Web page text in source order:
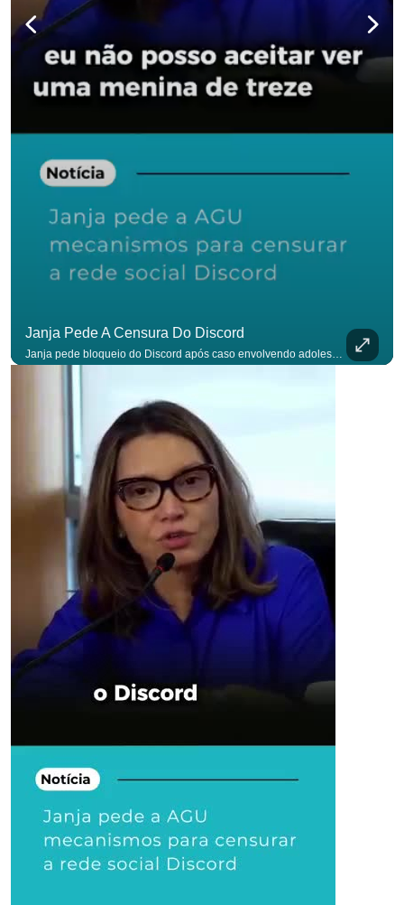
Janja Pede A Censura Do Discord
Janja pede bloqueio do Discord após caso envolvendo adolescente: “Precisamos tirar do ar”. #OAntagonista Se você busca informação com credibilidade, inscreva-se agora e ative o